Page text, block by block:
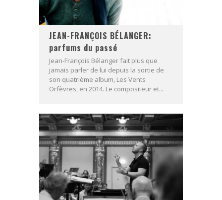
JEAN-FRANÇOIS BÉLANGER:
parfums du passé
Jean-François Bélanger fait plus que
jamais parler de lui depuis la sortie de
son quatrième album, Les Vents
Orfèvres, en 2014. Le compositeur et...